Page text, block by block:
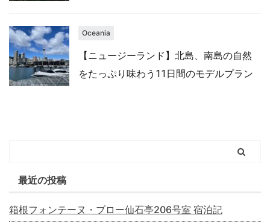
Oceania
【ニュージーランド】北島、南島の自然
をたっぷり味わう11日間のモデルプラン
最近の投稿
箱根フォンテーヌ・ブロー仙石亭206号室 宿泊記